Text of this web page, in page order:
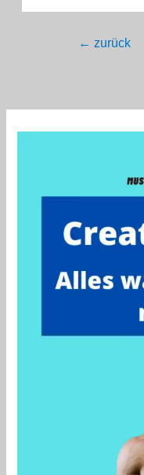
Beitragsnavigation
← zurück